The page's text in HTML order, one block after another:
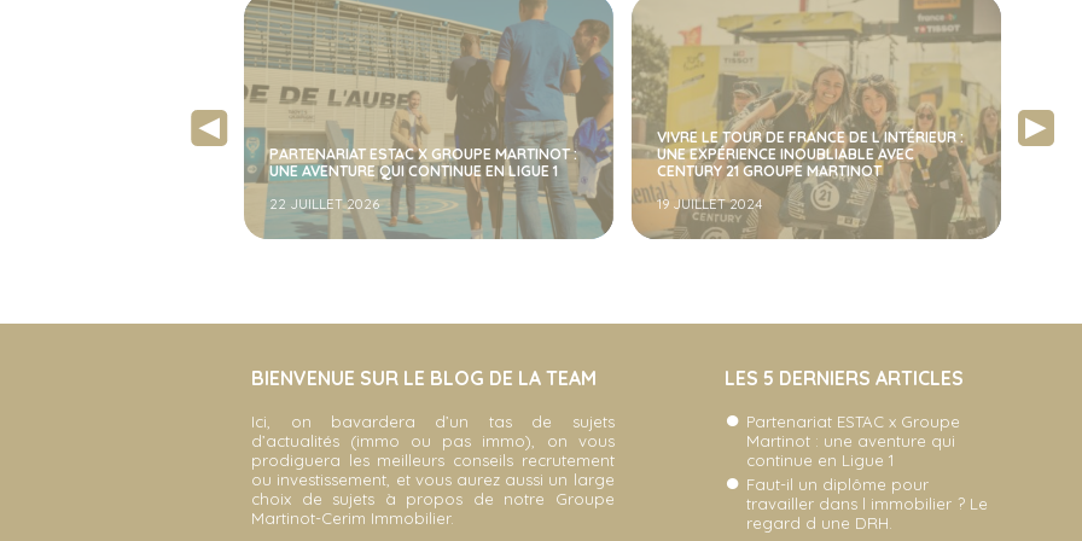
VIVRE LE TOUR DE FRANCE DE L INTÉRIEUR :
UNE EXPÉRIENCE INOUBLIABLE AVEC
CENTURY 21 GROUPE MARTINOT
19 JUILLET 2024
NOUS SOMMES LE 1ER GROUPE CENTURY 21
DE FRANCE
8 AVRIL 2024
BIENVENUE SUR LE BLOG DE LA TEAM
Ici, on bavardera d’un tas de sujets
d’actualités (immo ou pas immo), on vous
prodiguera les meilleurs conseils recrutement
ou investissement, et vous aurez aussi un large
choix de sujets à propos de notre Groupe
Martinot-Cerim Immobilier.
LES 5 DERNIERS ARTICLES
Partenariat ESTAC x Groupe
Martinot : une aventure qui
continue en Ligue 1
Faut-il un diplôme pour
travailler dans l immobilier ? Le
regard d une DRH.